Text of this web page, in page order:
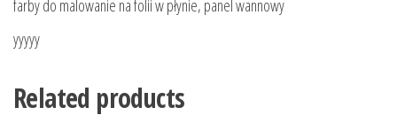
farby do malowanie na folii w płynie, panel wannowy
yyyyy
Related products